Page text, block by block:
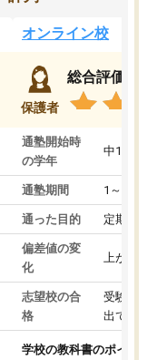
オンライン校
保護者
総合評価
通塾開始時
の学年
中1
通塾期間 1～3ヵ月
通った目的 定期テス
偏差値の変
化
上がった
志望校の合
格
受験して
出ていな
学校の教科書のポイント